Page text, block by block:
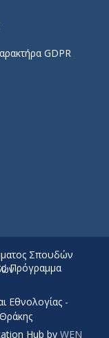
GDPR
Σπουδών
Εθνολογίας -
Hub by WEN